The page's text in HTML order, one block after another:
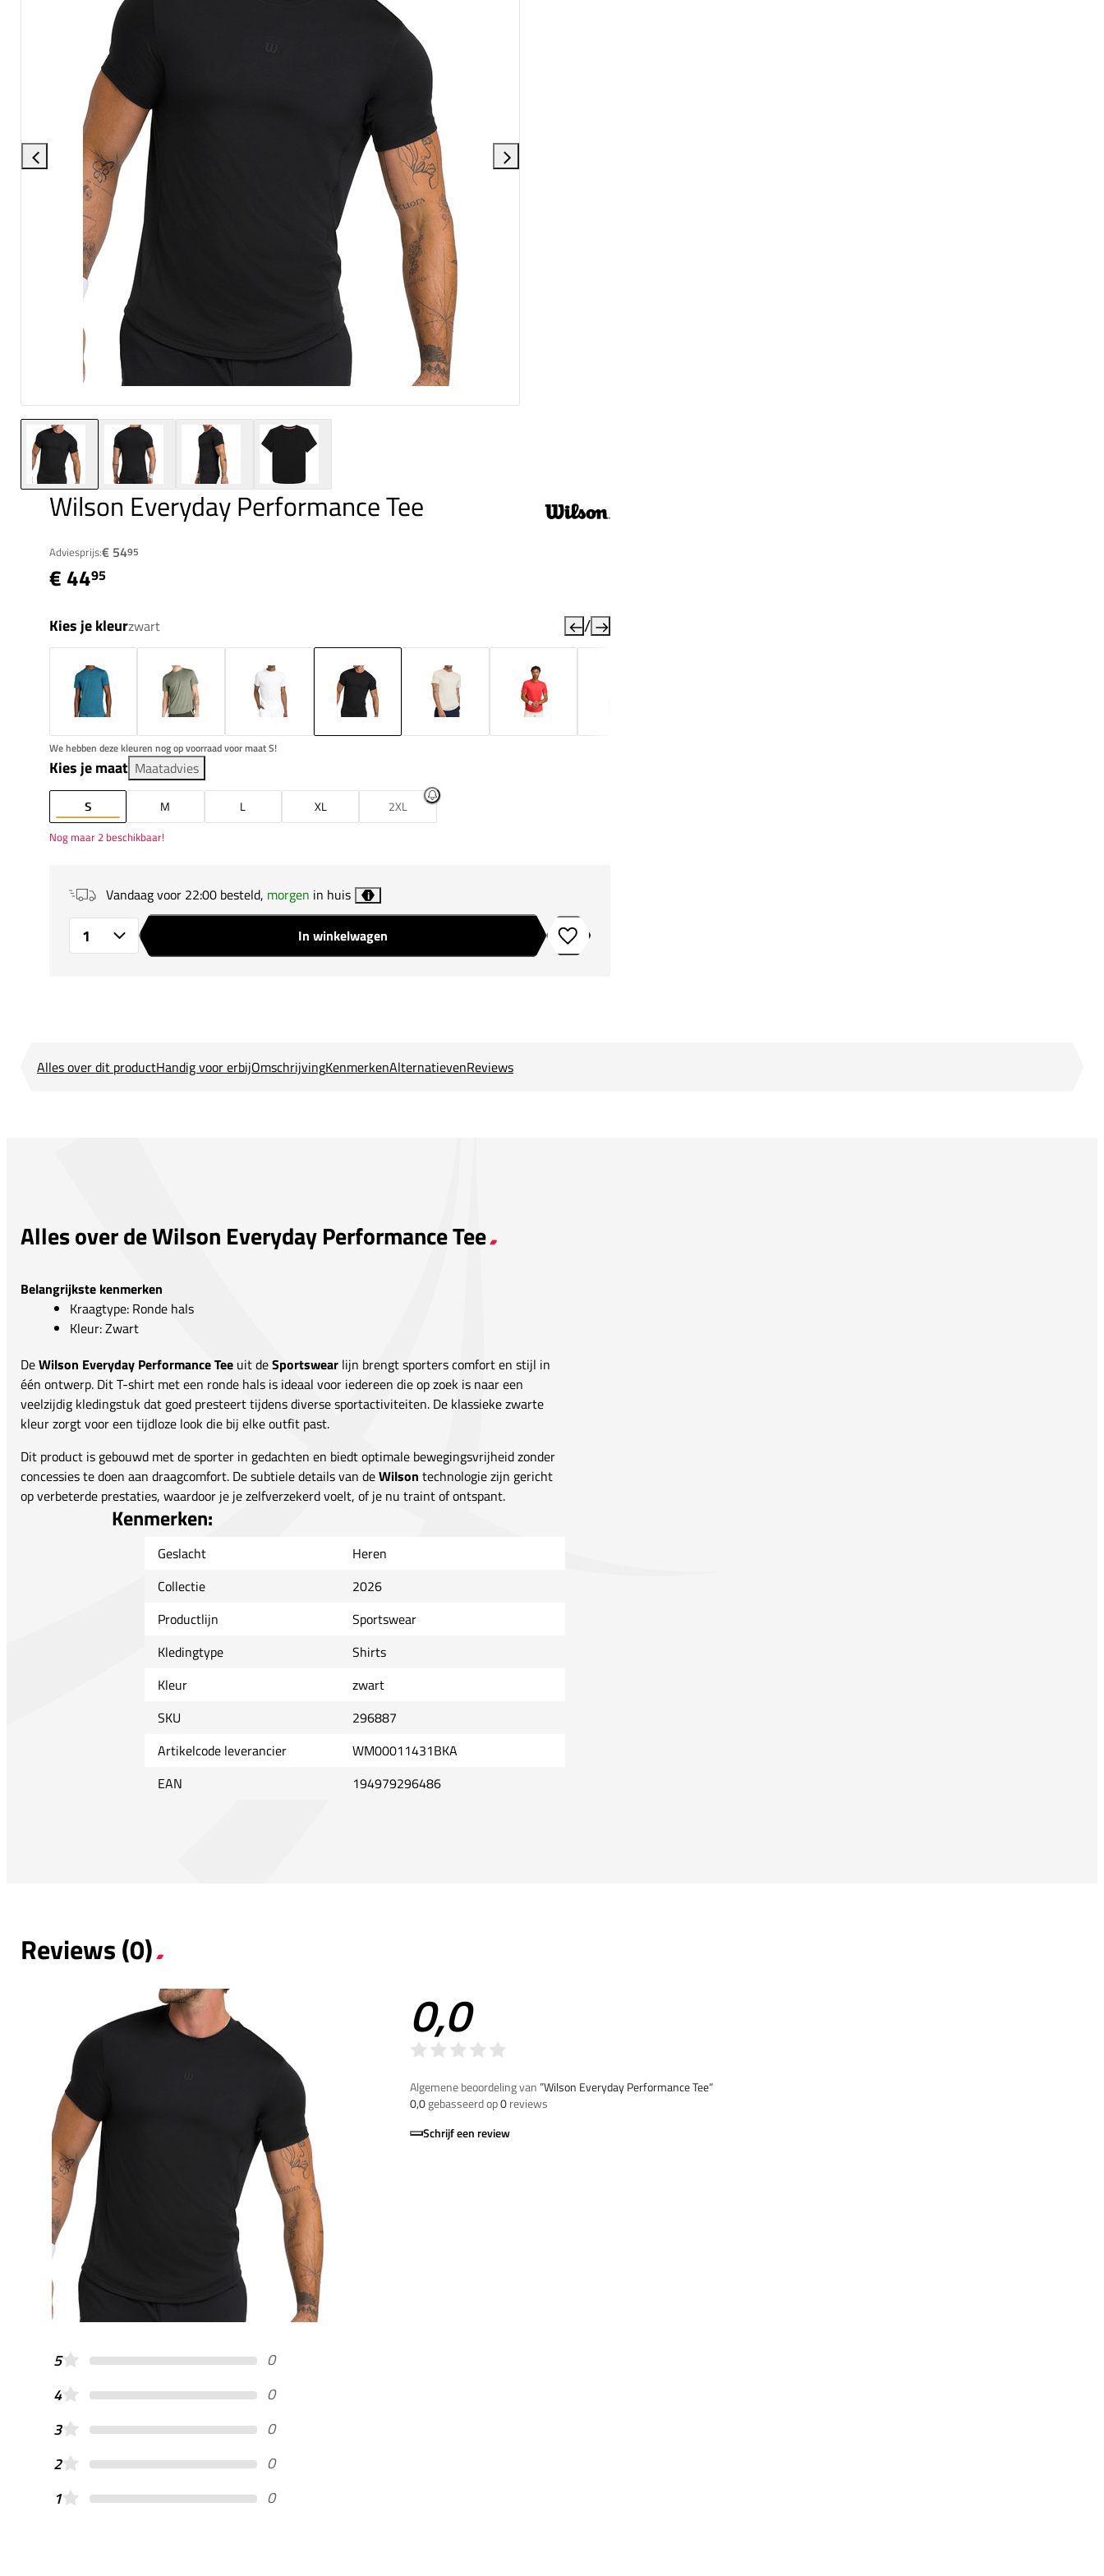
Wilson Everyday Performance Tee
Adviesprijs:€ 5495
€ 4495
Kies je kleurzwart /
We hebben deze kleuren nog op voorraad voor maat S!
Kies je maat Maatadvies
S M L XL 2XL
Nog maar 2 beschikbaar!
Vandaag voor 22:00 besteld, morgen in huis i
In winkelwagen Toevoegen aan verlanglijstje
Alles over dit productHandig voor erbijOmschrijvingKenmerkenAlternatievenReviews
Alles over de Wilson Everyday Performance Tee
Belangrijkste kenmerken
Kraagtype: Ronde hals
Kleur: Zwart
DeWilson Everyday Performance Tee uit deSportswear lijn brengt sporters comfort en stijl in
één ontwerp. Dit T-shirt met een ronde hals is ideaal voor iedereen die op zoek is naar een
veelzijdig kledingstuk dat goed presteert tijdens diverse sportactiviteiten. De klassieke zwarte
kleur zorgt voor een tijdloze look die bij elke outfit past.
Dit product is gebouwd met de sporter in gedachten en biedt optimale bewegingsvrijheid zonder
concessies te doen aan draagcomfort. De subtiele details van deWilson technologie zijn gericht
op verbeterde prestaties, waardoor je je zelfverzekerd voelt, of je nu traint of ontspant.
Kenmerken:
Geslacht
Heren
Collectie
2026
Productlijn
Sportswear
Kledingtype
Shirts
Kleur
zwart
SKU
296887
Artikelcode leverancier
WM00011431BKA
EAN
194979296486
Reviews (0)
0,0
Algemene beoordeling van”Wilson Everyday Performance Tee“
0,0gebasseerd op0reviews
Schrijf een review
5
0
4
0
3
0
2
0
1
0